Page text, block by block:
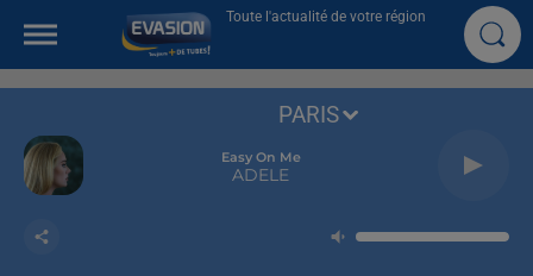
Toute l'actualité de votre région
Easy On Me
ADELE
PARIS